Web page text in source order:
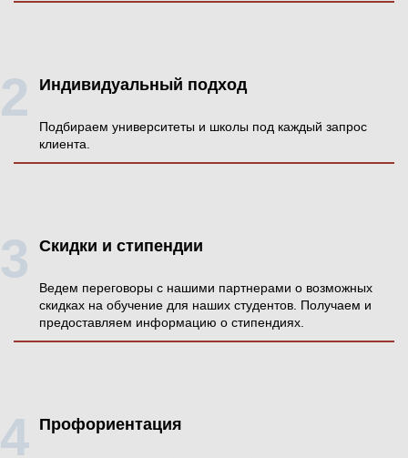
Индивидуальный подход
Подбираем университеты и школы под каждый запрос
клиента.
Скидки и стипендии
Ведем переговоры с нашими партнерами о возможных
скидках на обучение для наших студентов. Получаем и
предоставляем информацию о стипендиях.
Профориентация